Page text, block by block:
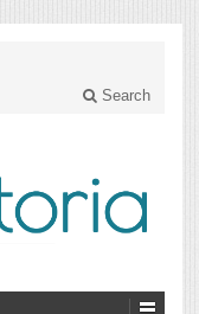
Search